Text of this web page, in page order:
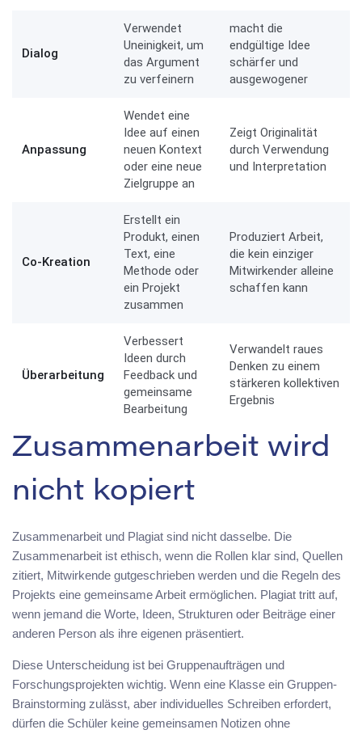
Dialog
Verwendet
Uneinigkeit, um
das Argument
zu verfeinern
macht die
endgültige Idee
schärfer und
ausgewogener
Anpassung
Wendet eine
Idee auf einen
neuen Kontext
oder eine neue
Zielgruppe an
Zeigt Originalität
durch Verwendung
und Interpretation
Co-Kreation
Erstellt ein
Produkt, einen
Text, eine
Methode oder
ein Projekt
zusammen
Produziert Arbeit,
die kein einziger
Mitwirkender alleine
schaffen kann
Überarbeitung
Verbessert
Ideen durch
Feedback und
gemeinsame
Bearbeitung
Verwandelt raues
Denken zu einem
stärkeren kollektiven
Ergebnis
Zusammenarbeit wird
nicht kopiert
Zusammenarbeit und Plagiat sind nicht dasselbe. Die
Zusammenarbeit ist ethisch, wenn die Rollen klar sind, Quellen
zitiert, Mitwirkende gutgeschrieben werden und die Regeln des
Projekts eine gemeinsame Arbeit ermöglichen. Plagiat tritt auf,
wenn jemand die Worte, Ideen, Strukturen oder Beiträge einer
anderen Person als ihre eigenen präsentiert.
Diese Unterscheidung ist bei Gruppenaufträgen und
Forschungsprojekten wichtig. Wenn eine Klasse ein Gruppen-
Brainstorming zulässt, aber individuelles Schreiben erfordert,
dürfen die Schüler keine gemeinsamen Notizen ohne